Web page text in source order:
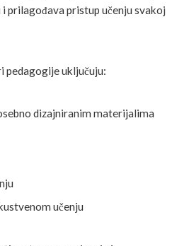
prilagođava pristup učenju svakoj
pedagogije uključuju:
dizajniranim materijalima
učenju